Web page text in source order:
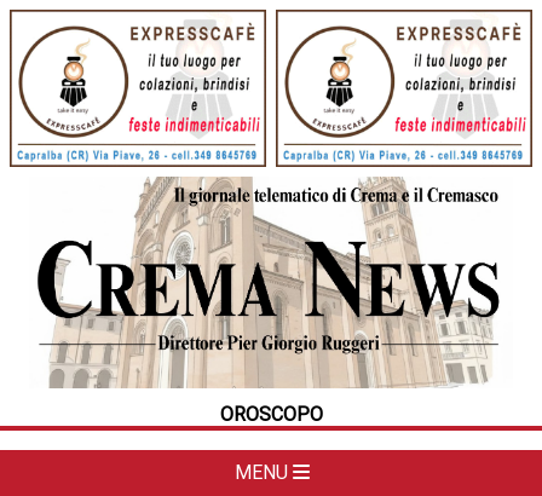
OROSCOPO
MENU
HOME
CRONACA
POLITICA
LA FOTO
DAL TERRITORIO